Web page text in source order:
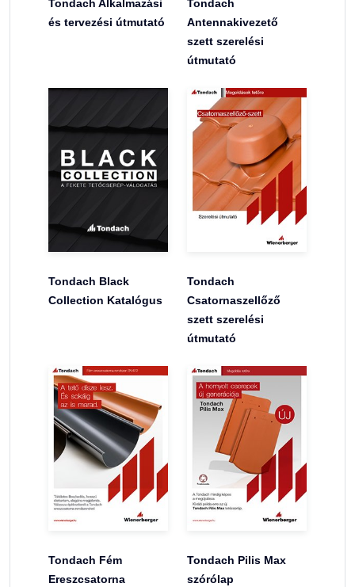
Tondach Alkalmazási
és tervezési útmutató
Tondach
Antennakivezető
szett szerelési
útmutató
Tondach Black
Collection Katalógus
Tondach
Csatornaszellőző
szett szerelési
útmutató
Tondach Fém
Ereszcsatorna
Tondach Pilis Max
szórólap